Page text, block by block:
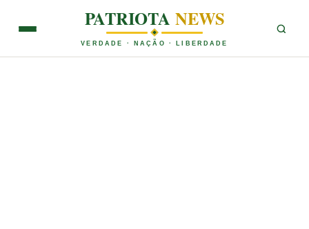
PATRIOTANEWS
VERDADE · NAÇÃO · LIBERDADE